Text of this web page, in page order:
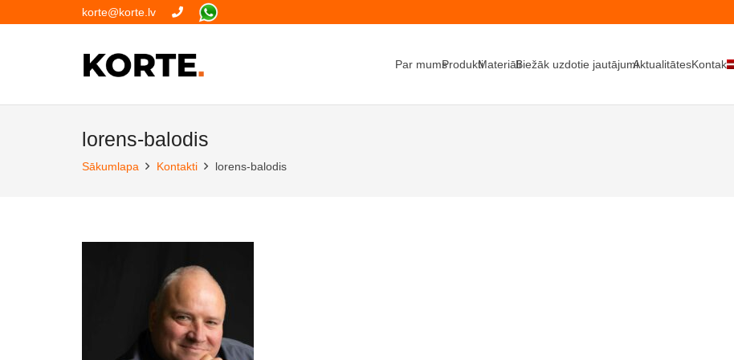
korte@korte.lv
Par mumsProduktiMateriāliBiežāk uzdotie jautājumiAktualitātesKontakti
lorens-balodis
Sākumlapa Kontakti lorens-balodis